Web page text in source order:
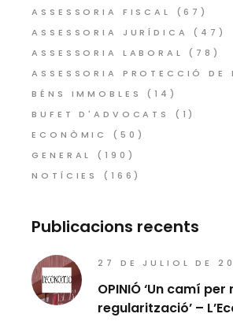
ASSESSORIA FISCAL
(67)
ASSESSORIA JURÍDICA
(47)
ASSESSORIA LABORAL
(78)
ASSESSORIA PROTECCIÓ DE
BÉNS IMMOBLES
(14)
BUFET D'ADVOCATS
(1)
ECONÒMIC
(50)
GENERAL
(190)
NOTÍCIES
(166)
Publicacions recents
27 DE JULIOL DE
OPINIÓ ‘Un camí
regularització’ –